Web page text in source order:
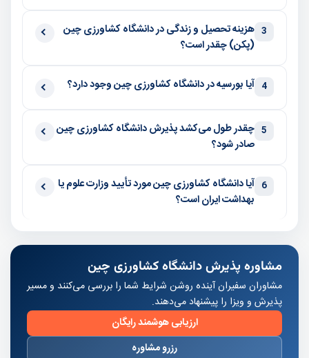
3 هزینه تحصیل و زندگی در دانشگاه کشاورزی چین
(پکن) چقدر است؟
4 آیا بورسیه در دانشگاه کشاورزی چین وجود دارد؟
5 چقدر طول می‌کشد پذیرش دانشگاه کشاورزی چین
صادر شود؟
6 آیا دانشگاه کشاورزی چین مورد تأیید وزارت علوم یا
بهداشت ایران است؟
مشاوره پذیرش دانشگاه کشاورزی چین
مشاوران سفیران آینده روشن شرایط شما را بررسی می‌کنند و مسیر
پذیرش و ویزا را پیشنهاد می‌دهند.
ارزیابی هوشمند رایگان
رزرو مشاوره